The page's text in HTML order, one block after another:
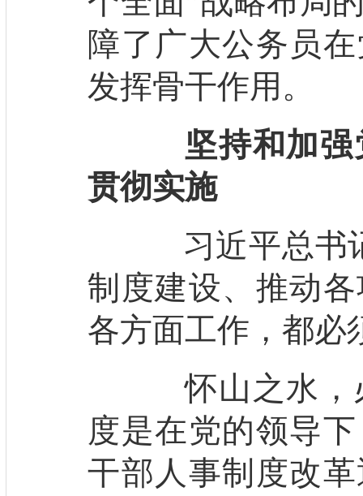
障了广大公务员
发挥骨干作用。
坚持和加
贯彻实施
习近平总书记
制度建设、推动
各方面工作，都必
怀山之水，
度是在党的领导
干部人事制度改